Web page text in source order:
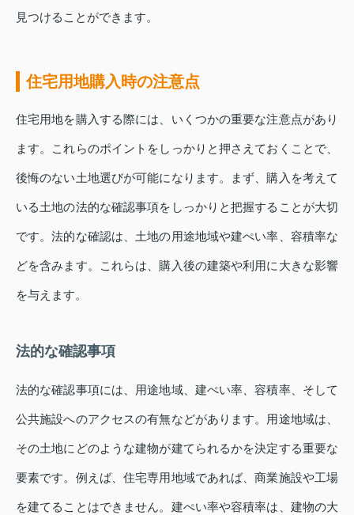
見つけることができます。
住宅用地購入時の注意点
住宅用地を購入する際には、いくつかの重要な注意点があり
ます。これらのポイントをしっかりと押さえておくことで、
後悔のない土地選びが可能になります。まず、購入を考えて
いる土地の法的な確認事項をしっかりと把握することが大切
です。法的な確認は、土地の用途地域や建ぺい率、容積率な
どを含みます。これらは、購入後の建築や利用に大きな影響
を与えます。
法的な確認事項
法的な確認事項には、用途地域、建ぺい率、容積率、そして
公共施設へのアクセスの有無などがあります。用途地域は、
その土地にどのような建物が建てられるかを決定する重要な
要素です。例えば、住宅専用地域であれば、商業施設や工場
を建てることはできません。建ぺい率や容積率は、建物の大